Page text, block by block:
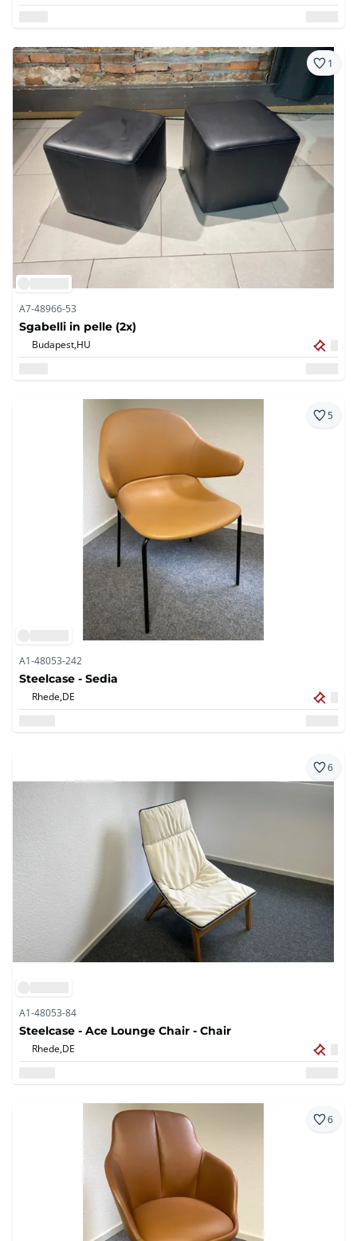
1
A7-48966-53
Sgabelli in pelle (2x)
Budapest,HU
5
A1-48053-242
Steelcase - Sedia
Rhede,DE
6
A1-48053-84
Steelcase - Ace Lounge Chair - Chair
Rhede,DE
6